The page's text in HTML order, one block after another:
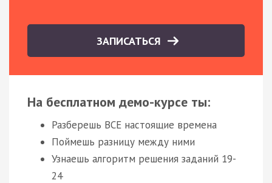
ЗАПИСАТЬСЯ
На бесплатном демо-курсе ты:
Разберешь ВСЕ настоящие времена
Поймешь разницу между ними
Узнаешь алгоритм решения заданий 19-
24